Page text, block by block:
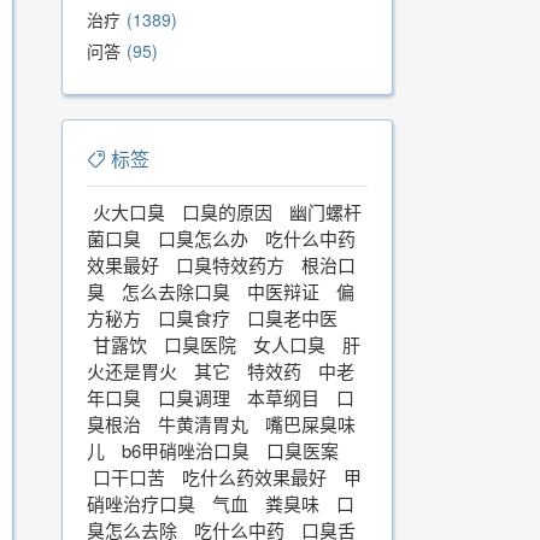
治疗 1389
问答 95
标签
火大口臭 口臭的原因
幽门螺杆
菌口臭
口臭怎么办
吃什么中药
效果最好
口臭特效药方
根治口
臭
怎么去除口臭 中医辩证
偏
方秘方
口臭食疗
口臭老中医
甘露饮
口臭医院 女人口臭
肝
火还是胃火
其它 特效药
中老
年口臭
口臭调理 本草纲目
口
臭根治
牛黄清胃丸
嘴巴屎臭味
儿
b6甲硝唑治口臭
口臭医案
口干口苦
吃什么药效果最好
甲
硝唑治疗口臭
气血 粪臭味
口
臭怎么去除
吃什么中药 口臭舌